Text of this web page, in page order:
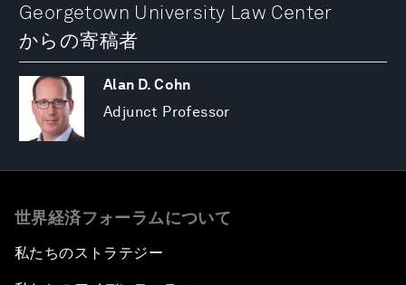
Georgetown University Law Center
からの寄稿者
Alan D. Cohn
Adjunct Professor
世界経済フォーラムについて
私たちのストラテジー